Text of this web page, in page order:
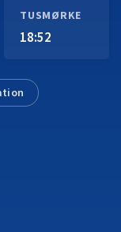
TUSMØRKE
18:52